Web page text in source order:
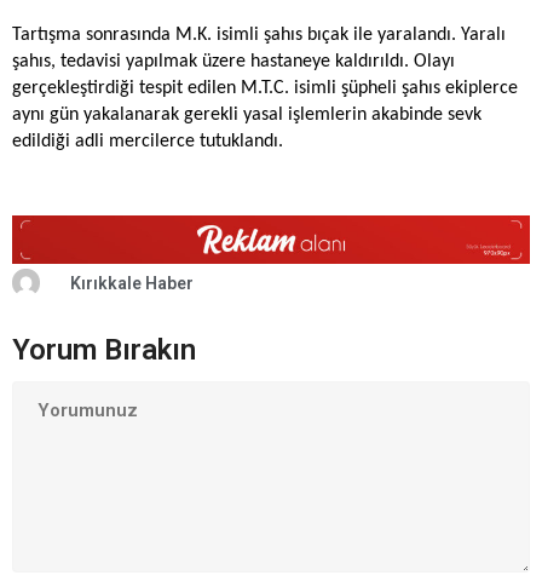
Tartışma sonrasında M.K. isimli şahıs bıçak ile yaralandı. Yaralı
şahıs, tedavisi yapılmak üzere hastaneye kaldırıldı. Olayı
gerçekleştirdiği tespit edilen M.T.C. isimli şüpheli şahıs ekiplerce
aynı gün yakalanarak gerekli yasal işlemlerin akabinde sevk
edildiği adli mercilerce tutuklandı.
Kırıkkale Haber
Yorum Bırakın